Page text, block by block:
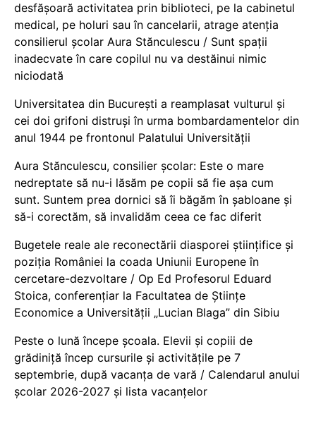
desfășoară activitatea prin biblioteci, pe la cabinetul
medical, pe holuri sau în cancelarii, atrage atenția
consilierul școlar Aura Stănculescu / Sunt spații
inadecvate în care copilul nu va destăinui nimic
niciodată
Universitatea din București a reamplasat vulturul și
cei doi grifoni distruși în urma bombardamentelor din
anul 1944 pe frontonul Palatului Universității
Aura Stănculescu, consilier școlar: Este o mare
nedreptate să nu-i lăsăm pe copii să fie așa cum
sunt. Suntem prea dornici să îi băgăm în șabloane și
să-i corectăm, să invalidăm ceea ce fac diferit
Bugetele reale ale reconectării diasporei științifice și
poziția României la coada Uniunii Europene în
cercetare-dezvoltare / Op Ed Profesorul Eduard
Stoica, conferențiar la Facultatea de Științe
Economice a Universității „Lucian Blaga” din Sibiu
Peste o lună începe școala. Elevii și copiii de
grădiniță încep cursurile și activitățile pe 7
septembrie, după vacanța de vară / Calendarul anului
școlar 2026-2027 și lista vacanțelor